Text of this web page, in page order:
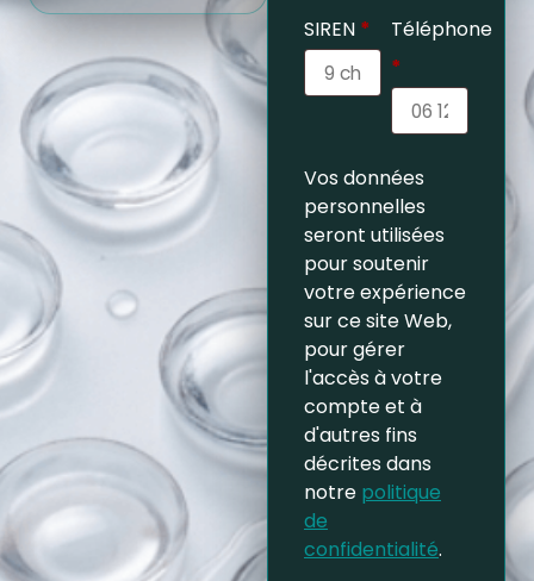
SIREN *
Téléphone
*
Vos données
personnelles
seront utilisées
pour soutenir
votre expérience
sur ce site Web,
pour gérer
l'accès à votre
compte et à
d'autres fins
décrites dans
notre politique
de
confidentialité.